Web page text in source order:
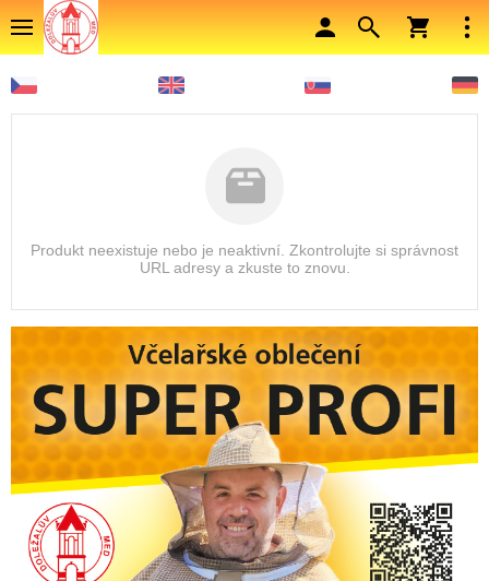
Produkt neexistuje nebo je neaktivní. Zkontrolujte si správnost
URL adresy a zkuste to znovu.